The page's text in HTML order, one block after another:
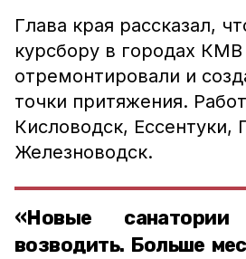
Глава края рассказал,
курсбору в городах КМВ
отремонтировали и
точки притяжения.
Кисловодск, Ессентуки,
Железноводск.
«Новые
возводить. Больше